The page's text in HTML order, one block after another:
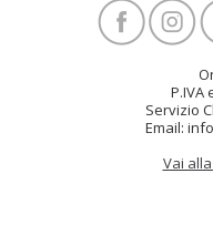
P.IVA
Servizio
Email:
Vai